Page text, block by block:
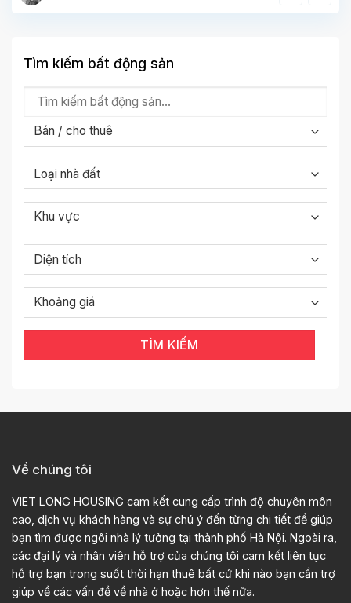
Tìm kiếm bất động sản
TÌM KIẾM
Về chúng tôi
VIET LONG HOUSING cam kết cung cấp trình độ chuyên môn
cao, dịch vụ khách hàng và sự chú ý đến từng chi tiết để giúp
bạn tìm được ngôi nhà lý tưởng tại thành phố Hà Nội. Ngoài ra,
các đại lý và nhân viên hỗ trợ của chúng tôi cam kết liên tục
hỗ trợ bạn trong suốt thời hạn thuê bất cứ khi nào bạn cần trợ
giúp về các vấn đề về nhà ở hoặc hơn thế nữa.